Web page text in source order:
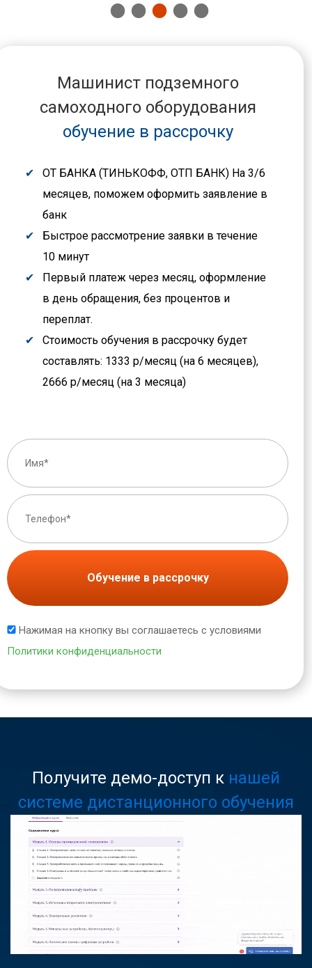
Машинист подземного
самоходного оборудования
обучение в рассрочку
ОТ БАНКА (ТИНЬКОФФ, ОТП БАНК) На 3/6
месяцев, поможем оформить заявление в
банк
Быстрое рассмотрение заявки в течение
10 минут
Первый платеж через месяц, оформление
в день обращения, без процентов и
переплат.
Стоимость обучения в рассрочку будет
составлять: 1333 р/месяц (на 6 месяцев),
2666 р/месяц (на 3 месяца)
Обучение в рассрочку
Нажимая на кнопку вы соглашаетесь с условиями
Политики конфиденциальности
Получите демо-доступ к нашей
системе дистанционного обучения